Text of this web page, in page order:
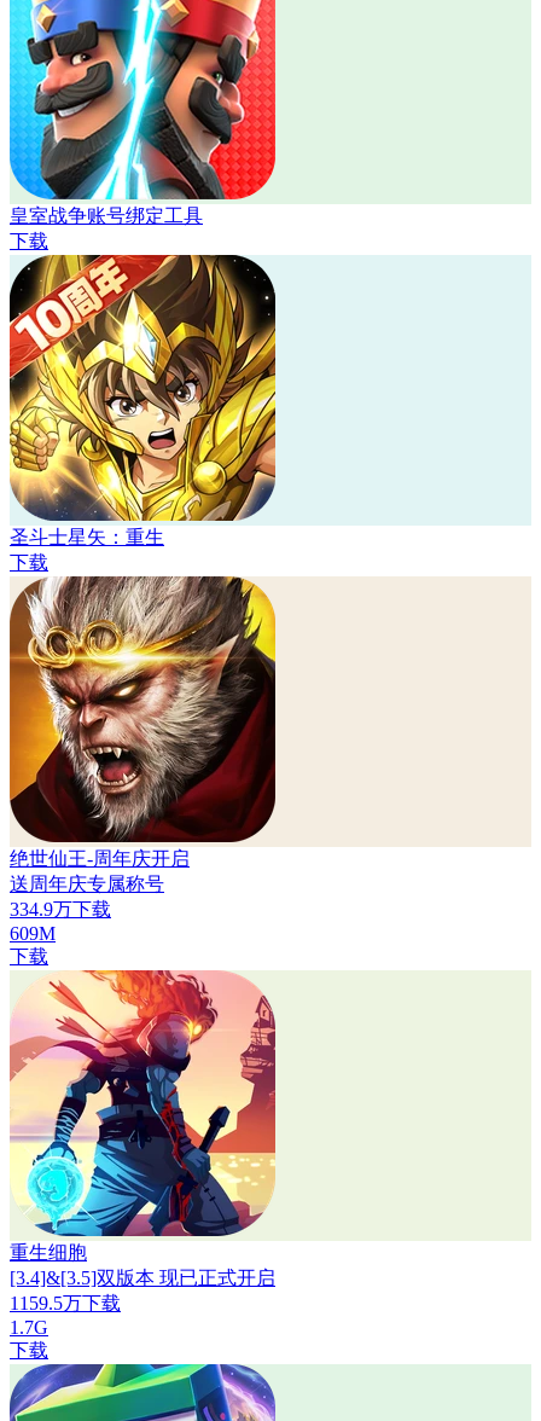
皇室战争账号绑定工具
下载
圣斗士星矢：重生
下载
绝世仙王-周年庆开启
送周年庆专属称号
334.9万下载
609M
下载
重生细胞
[3.4]&[3.5]双版本 现已正式开启
1159.5万下载
1.7G
下载